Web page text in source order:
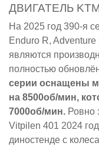
ДВИГАТЕЛЬ
На 2025 год 390-я
Enduro R,
являются
полностью
серии оснащены
на 8500об/мин,
7000об/мин. Ровно
Vitpilen 401 2024
диностенде с